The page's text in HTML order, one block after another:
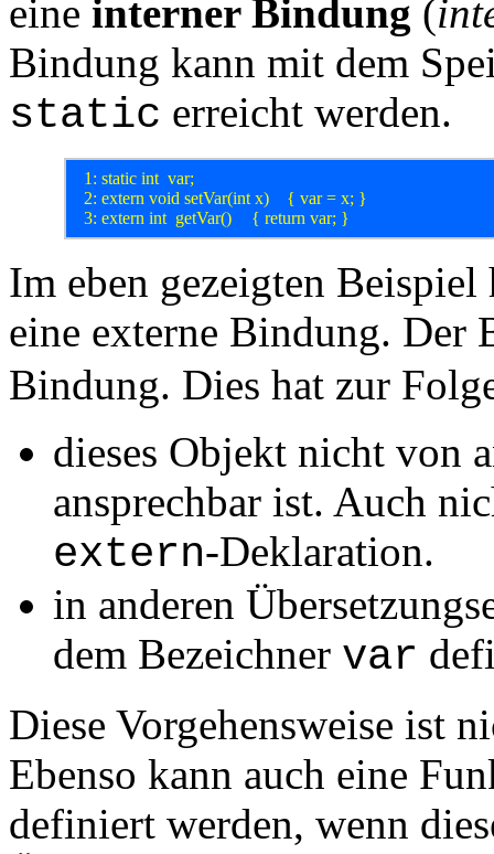
eine interner Bindung (
Bindung kann mit dem
static erreicht werden.
  1: static int  var;
  2: extern void setVar(int x)	{ var = x; }
Im eben gezeigten
eine externe Bindung. Der
Bindung. Dies hat zur
dieses Objekt nicht von
ansprechbar ist. Auch
extern-Deklaration.
in anderen
dem Bezeichner var
Diese Vorgehensweise ist
Ebenso kann auch eine
definiert werden, wenn